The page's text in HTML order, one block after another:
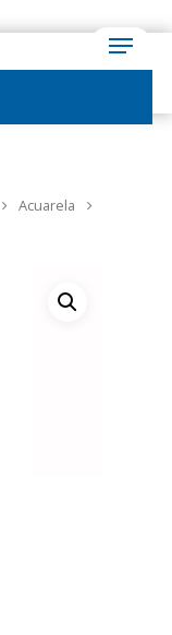
Acuarela